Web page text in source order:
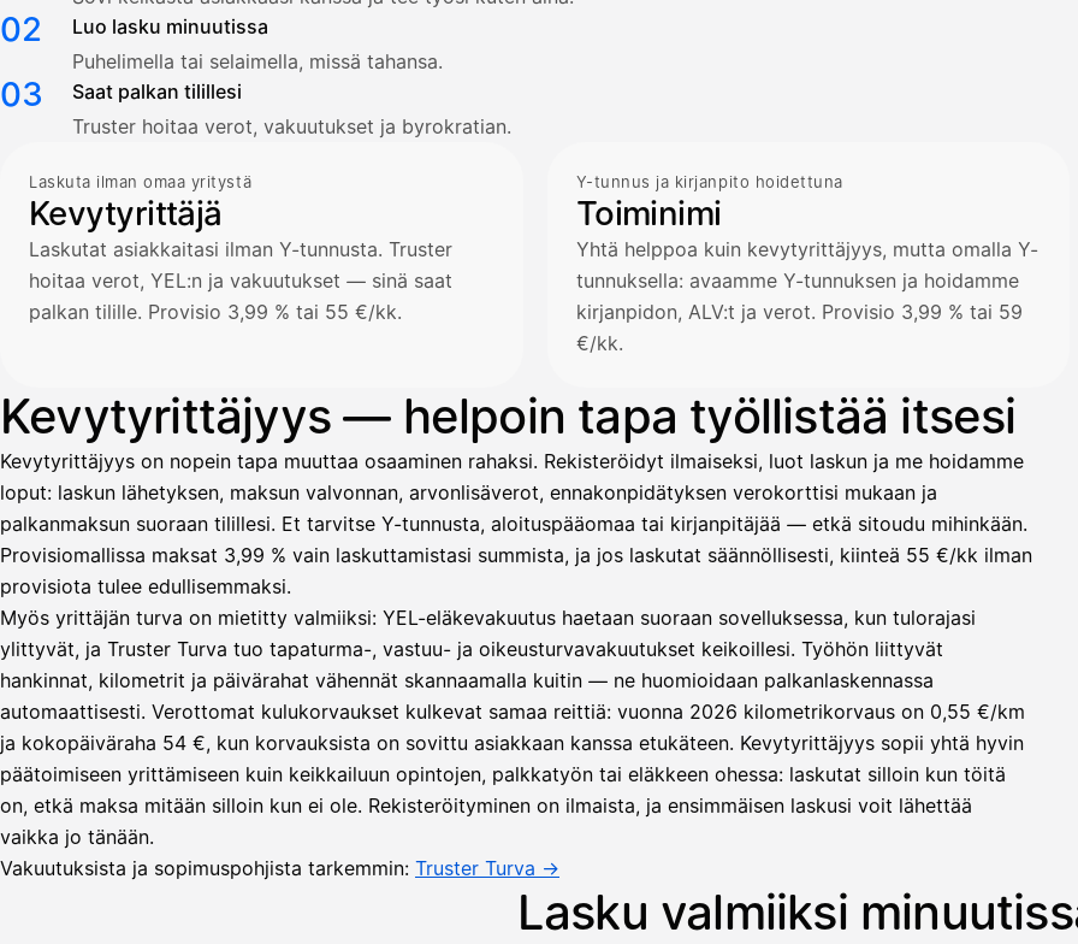
02
Luo lasku minuutissa
Puhelimella tai selaimella, missä tahansa.
03
Saat palkan tilillesi
Truster hoitaa verot, vakuutukset ja byrokratian.
Laskuta ilman omaa yritystä
Kevytyrittäjä
Laskutat asiakkaitasi ilman Y-tunnusta. Truster
hoitaa verot, YEL:n ja vakuutukset — sinä saat
palkan tilille. Provisio 3,99 % tai 55 €/kk.
Y-tunnus ja kirjanpito hoidettuna
Toiminimi
Yhtä helppoa kuin kevytyrittäjyys, mutta omalla Y-
tunnuksella: avaamme Y-tunnuksen ja hoidamme
kirjanpidon, ALV:t ja verot. Provisio 3,99 % tai 59
€/kk.
Kevytyrittäjyys — helpoin tapa työllistää itsesi
Kevytyrittäjyys on nopein tapa muuttaa osaaminen rahaksi. Rekisteröidyt ilmaiseksi, luot laskun ja me hoidamme
loput: laskun lähetyksen, maksun valvonnan, arvonlisäverot, ennakonpidätyksen verokorttisi mukaan ja
palkanmaksun suoraan tilillesi. Et tarvitse Y-tunnusta, aloituspääomaa tai kirjanpitäjää — etkä sitoudu mihinkään.
Provisiomallissa maksat 3,99 % vain laskuttamistasi summista, ja jos laskutat säännöllisesti, kiinteä 55 €/kk ilman
provisiota tulee edullisemmaksi.
Myös yrittäjän turva on mietitty valmiiksi: YEL-eläkevakuutus haetaan suoraan sovelluksessa, kun tulorajasi
ylittyvät, ja Truster Turva tuo tapaturma-, vastuu- ja oikeusturvavakuutukset keikoillesi. Työhön liittyvät
hankinnat, kilometrit ja päivärahat vähennät skannaamalla kuitin — ne huomioidaan palkanlaskennassa
automaattisesti. Verottomat kulukorvaukset kulkevat samaa reittiä: vuonna 2026 kilometrikorvaus on 0,55 €/km
ja kokopäiväraha 54 €, kun korvauksista on sovittu asiakkaan kanssa etukäteen. Kevytyrittäjyys sopii yhtä hyvin
päätoimiseen yrittämiseen kuin keikkailuun opintojen, palkkatyön tai eläkkeen ohessa: laskutat silloin kun töitä
on, etkä maksa mitään silloin kun ei ole. Rekisteröityminen on ilmaista, ja ensimmäisen laskusi voit lähettää
vaikka jo tänään.
Vakuutuksista ja sopimuspohjista tarkemmin: Truster Turva →
Lasku valmiiksi
Asiakas
Acme
Oy
heinäkuu
Lähetä